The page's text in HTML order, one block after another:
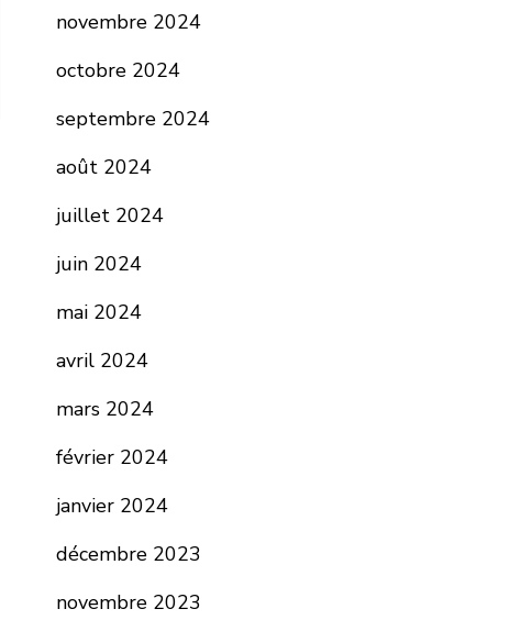
novembre 2024
octobre 2024
septembre 2024
août 2024
juillet 2024
juin 2024
mai 2024
avril 2024
mars 2024
février 2024
janvier 2024
décembre 2023
novembre 2023